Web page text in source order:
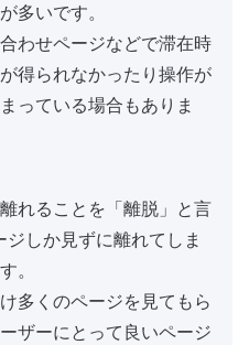
多いです。
わせページなどで滞在時
得られなかったり操作が
っている場合もありま
れることを「離脱」と言
しか見ずに離れてしま
。
多くのページを見てもら
ザーにとって良いページ